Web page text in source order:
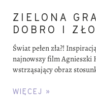
ZIELONA
DOBRO I
Świat pełen zła?!
najnowszy film Agnieszki
wstrząsający obraz
WIĘCEJ »